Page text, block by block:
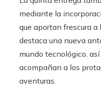
mediante la
que aportan frescura
destaca una nueva
mundo tecnológico,
acompañan a los
aventuras.